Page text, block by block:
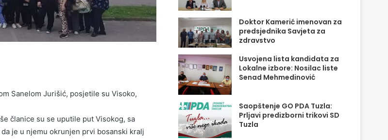
Sanelom Jurišić, posjetile su Visoko,
članice su se uputile put Visokog, sa
je u njemu okrunjen prvi bosanski kralj
Doktor Kamerić imenovan za
predsjednika Savjeta za
zdravstvo
Usvojena lista kandidata za
Lokalne izbore: Nosilac liste
Senad Mehmedinović
Saopštenje GO PDA Tuzla:
Prljavi predizborni trikovi SD
Tuzla